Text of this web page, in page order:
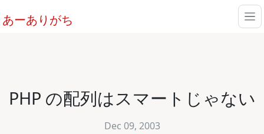
あーありがち
PHP の配列はスマートじゃない
Dec 09, 2003